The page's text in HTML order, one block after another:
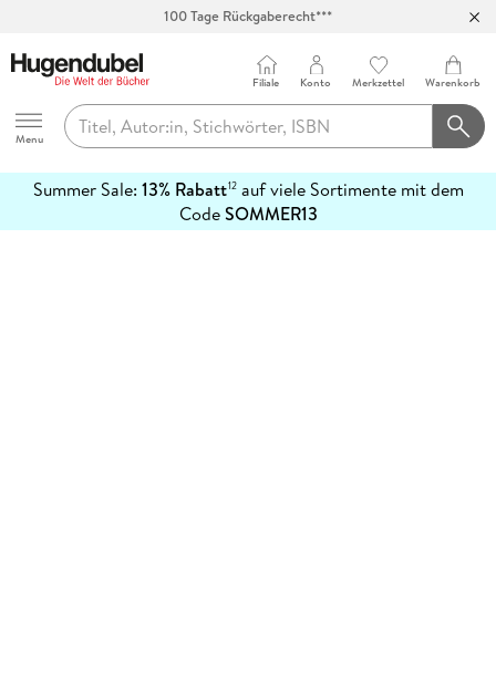
100 Tage Rückgaberecht***
Hugendubel
Menu
Filiale Konto Merkzettel Warenkorb
Summer Sale: 13% Rabatt12auf viele Sortimente mit dem
CodeSOMMER13
erfahren